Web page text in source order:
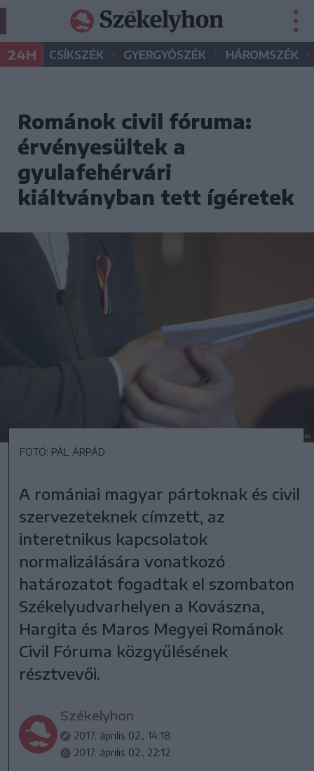
24H CSÍKSZÉK • GYERGYÓSZÉK • HÁROMSZÉK •
Románok civil fóruma:
érvényesültek a
gyulafehérvári
kiáltványban tett ígéretek
FOTÓ: PÁL ÁRPÁD
A romániai magyar pártoknak és civil
szervezeteknek címzett, az
interetnikus kapcsolatok
normalizálására vonatkozó
határozatot fogadtak el szombaton
Székelyudvarhelyen a Kovászna,
Hargita és Maros Megyei Románok
Civil Fóruma közgyűlésének
résztvevői.
Székelyhon
2017. április 02., 14:18
2017. április 02., 22:12